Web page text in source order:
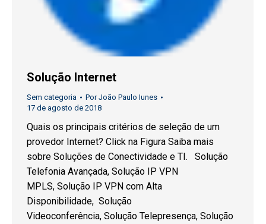
Solução Internet
Sem categoria PorJoão Paulo Iunes
17 de agosto de 2018
Quais os principais critérios de seleção de um
provedor Internet? Click na Figura Saiba mais
sobre Soluções de Conectividade e TI. Solução
Telefonia Avançada, Solução IP VPN
MPLS, Solução IP VPN com Alta
Disponibilidade, Solução
Videoconferência, Solução Telepresença, Solução